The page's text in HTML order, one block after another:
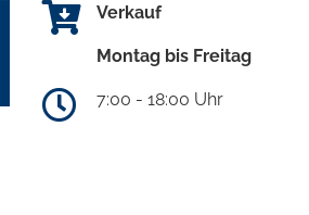
Verkauf
Montag bis Freitag
7:00 - 18:00 Uhr